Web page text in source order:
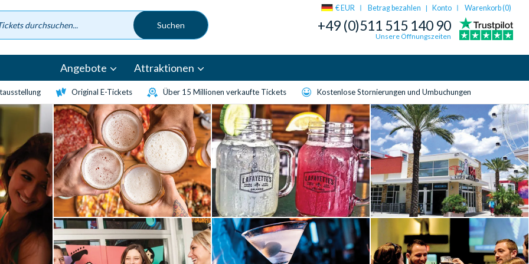
€ EUR Betrag bezahlen | Konto Warenkorb (0)
+49 (0)511 515 140 90
Unsere Öffnungszeiten
Angebote Attraktionen
Original E-Tickets Über 15 Millionen verkaufte Tickets Kostenlose Stornierungen und Umbuchungen